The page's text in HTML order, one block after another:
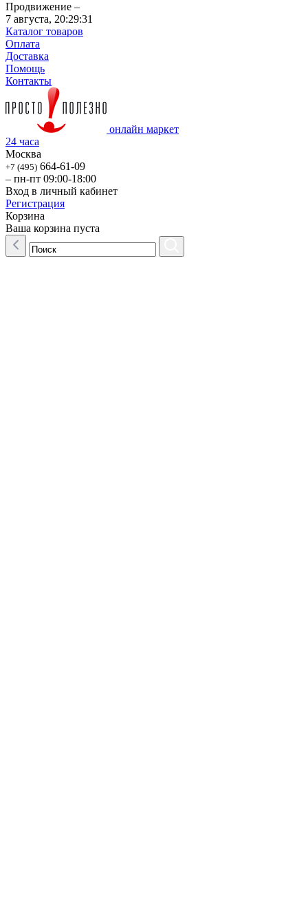
Продвижение –
7 августа, 20:29:31
Каталог товаров
Оплата
Доставка
Помощь
Контакты
онлайн маркет
24 часа
Москва
+7 (495) 664-61-09
– пн-пт 09:00-18:00
Вход в личный кабинет
Регистрация
Корзина
Ваша корзина пуста